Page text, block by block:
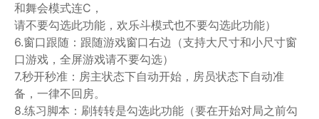
和舞会模式连C，
请不要勾选此功能，欢乐斗模式也不要勾选此功能）
6.窗口跟随：跟随游戏窗口右边（支持大尺寸和小尺寸窗
口游戏，全屏游戏请不要勾选）
7.秒开秒准：房主状态下自动开始，房员状态下自动准
备，一律不回房。
8.练习脚本：刷转转是勾选此功能（要在开始对局之前勾